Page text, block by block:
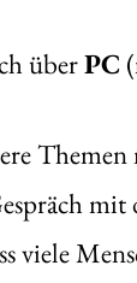
überPC
viele